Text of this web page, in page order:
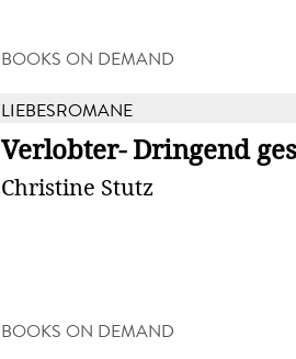
BOOKS ON DEMAND
LIEBESROMANE
Verlobter- Dringend
Christine Stutz
BOOKS ON DEMAND